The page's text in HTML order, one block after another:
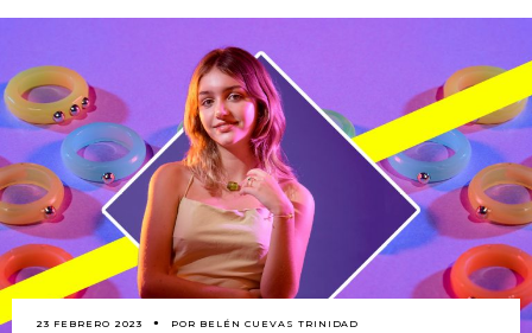
23 FEBRERO 2023 POR BELÉN CUEVAS TRINIDAD